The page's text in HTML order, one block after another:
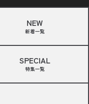
NEW
新着一覧
SPECIAL
特集一覧